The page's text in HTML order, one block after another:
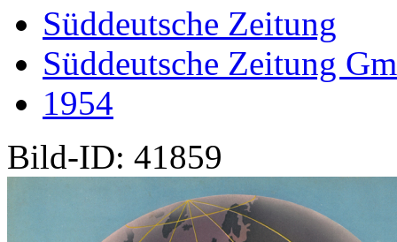
Süddeutsche Zeitung
Süddeutsche Zeitung
1954
Bild-ID: 41859